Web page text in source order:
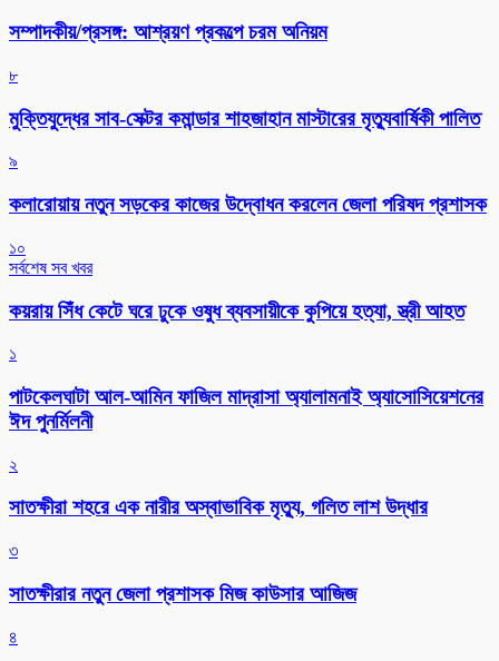
সম্পাদকীয়/প্রসঙ্গ: আশ্রয়ণ প্রকল্পে চরম অনিয়ম
৮
মুক্তিযুদ্ধের সাব-সেক্টর কমান্ডার শাহজাহান মাস্টারের মৃত্যুবার্ষিকী পালিত
৯
কলারোয়ায় নতুন সড়কের কাজের উদ্বোধন করলেন জেলা পরিষদ প্রশাসক
১০
সর্বশেষ সব খবর
কয়রায় সিঁধ কেটে ঘরে ঢুকে ওষুধ ব্যবসায়ীকে কুপিয়ে হত্যা, স্ত্রী আহত
১
পাটকেলঘাটা আল-আমিন ফাজিল মাদ্রাসা অ্যালামনাই অ্যাসোসিয়েশনের
ঈদ পুনর্মিলনী
২
সাতক্ষীরা শহরে এক নারীর অস্বাভাবিক মৃত্যু, গলিত লাশ উদ্ধার
৩
সাতক্ষীরার নতুন জেলা প্রশাসক মিজ কাউসার আজিজ
৪